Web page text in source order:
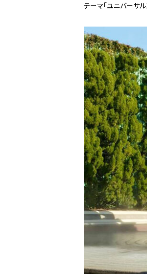
テーマ「ユニバーサ